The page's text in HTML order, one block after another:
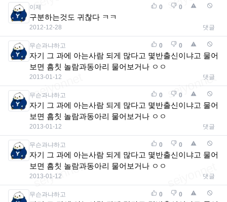
이제 0 0
구분하는것도 귀찮다 ㅋㅋ
2012-12-28 댓글
무슨과냐하고 0 0
자기 그 과에 아는사람 되게 많다고 몇반출신이냐고 물어
보면 흠칫 놀람과동아리 물어보거나 ㅇㅇ
2013-01-12 댓글
무슨과냐하고 0 0
자기 그 과에 아는사람 되게 많다고 몇반출신이냐고 물어
보면 흠칫 놀람과동아리 물어보거나 ㅇㅇ
2013-01-12 댓글
무슨과냐하고 0 0
자기 그 과에 아는사람 되게 많다고 몇반출신이냐고 물어
보면 흠칫 놀람과동아리 물어보거나 ㅇㅇ
2013-01-12 댓글
무슨과냐하고 0 0